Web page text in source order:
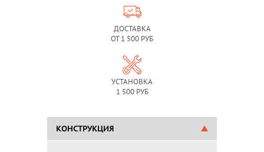
ДОСТАВКА
ОТ 1 500 РУБ
УСТАНОВКА
1 500 РУБ
КОНСТРУКЦИЯ